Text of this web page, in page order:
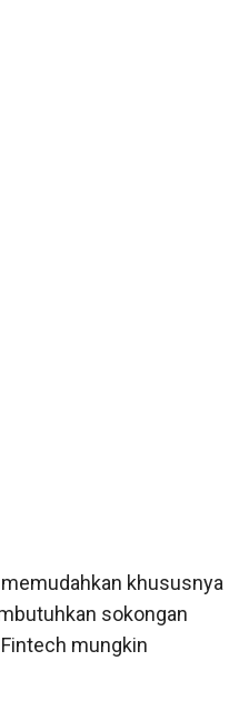
khususnya
sokongan
mungkin